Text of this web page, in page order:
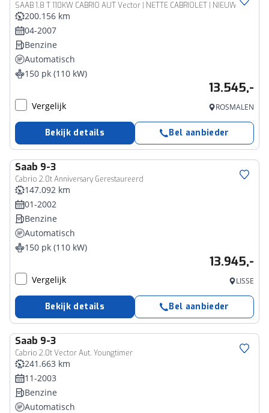
SAAB 1.8 T 110KW CABRIO AUT Vector | NETTE CABRIOLET | NIEUW DOEK
200.156 km
04-2007
Benzine
Automatisch
150 pk (110 kW)
13.545,-
Vergelijk ROSMALEN
Bekijk details Bel aanbieder
Saab 9-3
Cabrio 2.0t Anniversary Gerestaureerd
147.092 km
01-2002
Benzine
Automatisch
150 pk (110 kW)
13.945,-
Vergelijk LISSE
Bekijk details Bel aanbieder
Saab 9-3
Cabrio 2.0t Vector Aut. Youngtimer
241.663 km
11-2003
Benzine
Automatisch